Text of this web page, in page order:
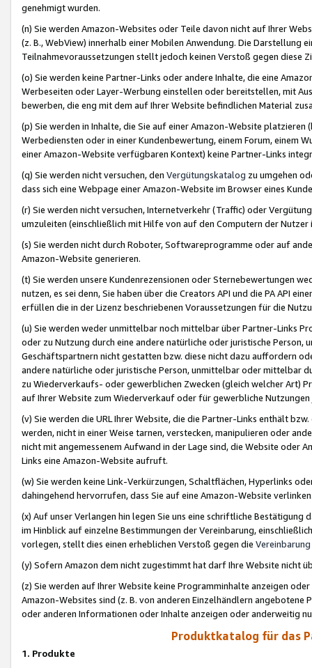
genehmigt wurden.
(n) Sie werden Amazon-Websites oder Teile davon nicht auf Ihrer
(z. B., WebView) innerhalb einer Mobilen Anwendung. Die Darstellung
Teilnahmevoraussetzungen stellt jedoch keinen Verstoß gegen diese
(o) Sie werden keine Partner-Links oder andere Inhalte, die eine
Werbeseiten oder Layer-Werbung einstellen oder bereitstellen, mit
bewerben, die eng mit dem auf Ihrer Website befindlichen Material
(p) Sie werden in Inhalte, die Sie auf einer Amazon-Website
Werbediensten oder in einer Kundenbewertung, einem Forum, einem
einer Amazon-Website verfügbaren Kontext) keine Partner-Links
(q) Sie werden nicht versuchen, den Vergütungskatalog zu umgehen
dass sich eine Webpage einer Amazon-Website im Browser eines
(r) Sie werden nicht versuchen, Internetverkehr (Traffic) oder
umzuleiten (einschließlich mit Hilfe von auf den Computern der
(s) Sie werden nicht durch Roboter, Softwareprogramme oder auf
Amazon-Website generieren.
(t) Sie werden unsere Kundenrezensionen oder Sternebewertungen
nutzen, es sei denn, Sie haben über die Creators API und die PA API
erfüllen die in der Lizenz beschriebenen Voraussetzungen für die
(u) Sie werden weder unmittelbar noch mittelbar über Partner-Links
oder zu Nutzung durch eine andere natürliche oder juristische
Geschäftspartnern nicht gestatten bzw. diese nicht dazu auffordern
andere natürliche oder juristische Person, unmittelbar oder mittelbar
zu Wiederverkaufs- oder gewerblichen Zwecken (gleich welcher Art)
auf Ihrer Website zum Wiederverkauf oder für gewerbliche
(v) Sie werden die URL Ihrer Website, die die Partner-Links enthält
werden, nicht in einer Weise tarnen, verstecken, manipulieren oder
nicht mit angemessenem Aufwand in der Lage sind, die Website oder
Links eine Amazon-Website aufruft.
(w) Sie werden keine Link-Verkürzungen, Schaltflächen, Hyperlinks
dahingehend hervorrufen, dass Sie auf eine Amazon-Website
(x) Auf unser Verlangen hin legen Sie uns eine schriftliche
im Hinblick auf einzelne Bestimmungen der Vereinbarung,
vorlegen, stellt dies einen erheblichen Verstoß gegen die Vereinbarung
(y) Sofern Amazon dem nicht zugestimmt hat darf Ihre Website nicht
(z) Sie werden auf Ihrer Website keine Programminhalte anzeigen
Amazon-Websites sind (z. B. von anderen Einzelhändlern
oder anderen Informationen oder Inhalte anzeigen oder anderweitig
Produktkatalog für das
1. Produkte